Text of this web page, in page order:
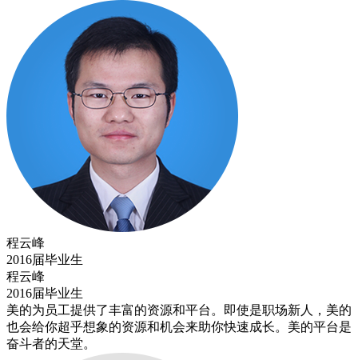
程云峰
2016届毕业生
程云峰
2016届毕业生
美的为员工提供了丰富的资源和平台。即使是职场新人，美的
也会给你超乎想象的资源和机会来助你快速成长。美的平台是
奋斗者的天堂。